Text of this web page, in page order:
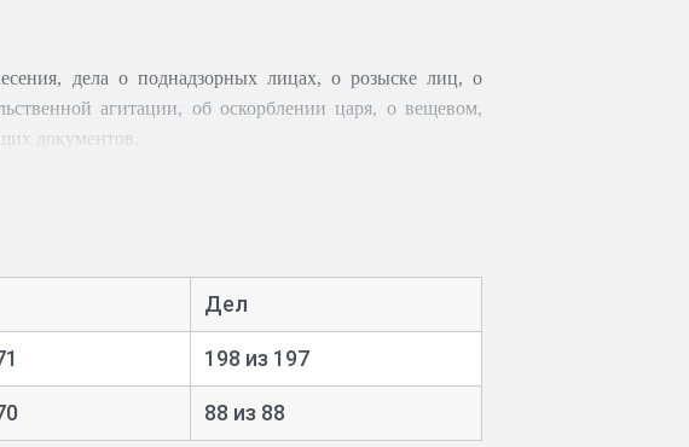
дела о поднадзорных лицах, о розыске лиц, о
агитации, об оскорблении царя, о вещевом,
документов.
Дел
198 из 197
88 из 88